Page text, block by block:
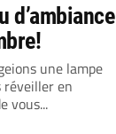
d’ambiance
une lampe
en
vous...